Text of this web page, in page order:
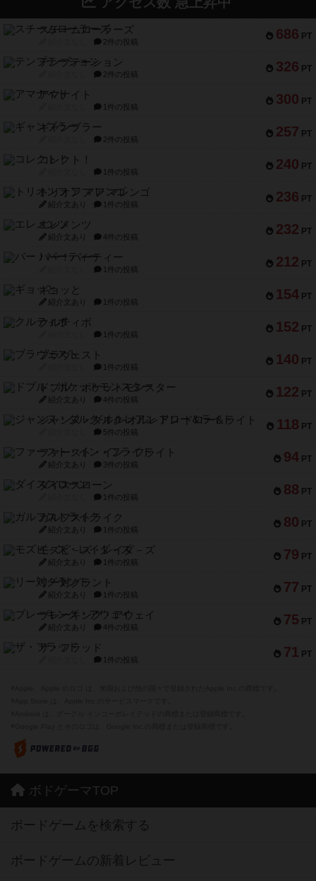
686 PT
スチームローラーズ
2件の投稿
326 PT
テンプテーション
2件の投稿
300 PT
アマナイト
1件の投稿
257 PT
ギャンブラー
2件の投稿
240 PT
コレクト！
1件の投稿
236 PT
トリオンフ ア マレンゴ
紹介文あり 1件の投稿
232 PT
エレメンツ
紹介文あり 4件の投稿
212 PT
バー！パーティー
1件の投稿
154 PT
ギョッと
紹介文あり 1件の投稿
152 PT
クルティボ
1件の投稿
140 PT
ブラヴェスト
1件の投稿
122 PT
ドブル：ポケットモンスター
紹介文あり 4件の投稿
118 PT
ジャンヌ・ダルク-オルレアン ドロー＆ライト
5件の投稿
94 PT
ファースト・イン・フライト
紹介文あり 3件の投稿
88 PT
ダイススローン
1件の投稿
80 PT
ガルフストライク
紹介文あり 1件の投稿
79 PT
モズビ－ズ・レイダ－ズ
紹介文あり 1件の投稿
77 PT
リー対グラント
紹介文あり 1件の投稿
75 PT
ブレーキング・アウェイ
紹介文あり 4件の投稿
71 PT
ザ・フラッド
1件の投稿
ボドゲーマTOP
ボードゲームを検索する
ボードゲームの新着レビュー